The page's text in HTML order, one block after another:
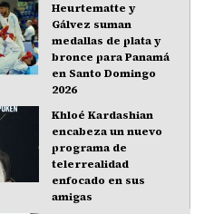
Heurtematte y
Gálvez suman
medallas de plata y
bronce para Panamá
en Santo Domingo
2026
Khloé Kardashian
encabeza un nuevo
programa de
telerrealidad
enfocado en sus
amigas